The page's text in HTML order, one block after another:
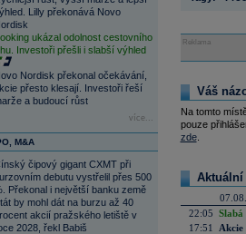
Lilly překonává Novo
ukázal odolnost cestovního
Investoři přešli i slabší výhled
Nordisk překonal očekávání,
přesto klesají. Investoři řeší
a budoucí růst
více...
M&A
čipový gigant CXMT při
debutu vystřelil přes 500
Překonal i největší banku země
by mohl dát na burzu až 40
akcií pražského letiště v
2028, řekl Babiš
Reklama
Váš
Na tomto
pouze
zde.
Aktuální
22:05
17:51